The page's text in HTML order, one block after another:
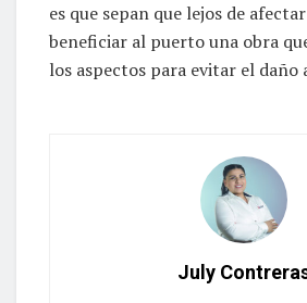
es que sepan que lejos de
beneficiar al puerto una obra
los aspectos para evitar el daño
July